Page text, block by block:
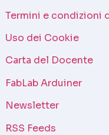
Termini e condizioni
Uso dei Cookie
Carta del Docente
FabLab Arduiner
Newsletter
RSS Feeds